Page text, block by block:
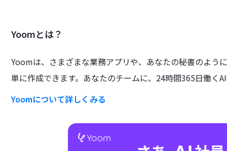
Yoomとは？
Yoomは、さまざまな業務アプリや、あなたの秘書のよう
単に作成できます。あなたのチームに、24時間365日働く
Yoomについて詳しくみる